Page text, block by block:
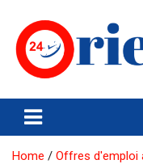
content
Emploi et Orientation au
Home Offres d'emploi